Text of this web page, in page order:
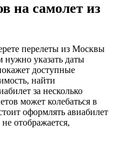
на самолет из
перелеты из Москвы
указать даты
доступные
найти
за несколько
может колебаться в
оформлять авиабилет
отображается,